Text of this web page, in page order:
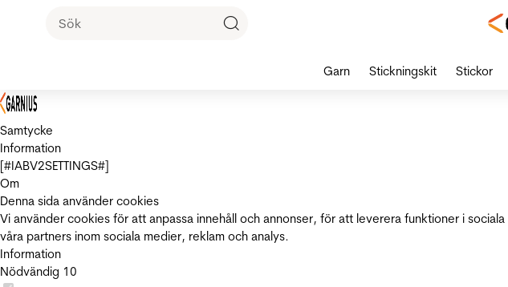
Samtycke
Information
[#IABV2SETTINGS#]
Om
Denna sida använder cookies
Vi använder cookies för att anpassa innehåll och annonser, för att leverera funktioner i
våra partners inom sociala medier, reklam och analys.
Information
Nödvändig 10
Garn Stickningskit Stickor